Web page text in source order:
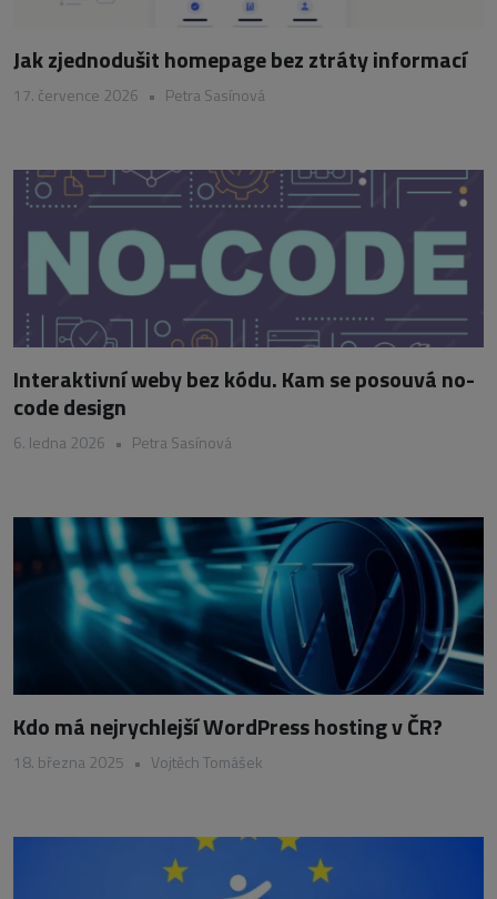
Jak zjednodušit homepage bez ztráty informací
17. července 2026 • Petra Sasínová
Interaktivní weby bez kódu. Kam se posouvá no-
code design
6. ledna 2026 • Petra Sasínová
Kdo má nejrychlejší WordPress hosting v ČR?
18. března 2025 • Vojtěch Tomášek